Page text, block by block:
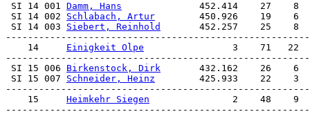
SI 14 001 Damm, Hans
452.414    27
SI 14 002 Schlabach, Artur
450.926    19
SI 14 003 Siebert, Reinhold
452.257    25
    14
Einigkeit Olpe
3    71   22
SI 15 006 Birkenstock, Dirk
432.162    26
SI 15 007 Schneider, Heinz
425.933    22
    15
Heimkehr Siegen
2    48    9